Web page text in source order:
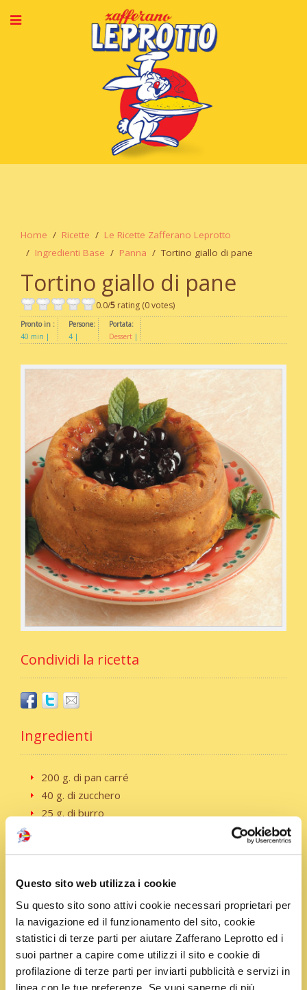
Questo sito web utilizza i cookie
Su questo sito sono attivi cookie necessari proprietari per
la navigazione ed il funzionamento del sito, cookie
statistici di terze parti per aiutare Zafferano Leprotto ed i
suoi partner a capire come utilizzi il sito e cookie di
profilazione di terze parti per inviarti pubblicità e servizi in
linea con le tue preferenze. Se vuoi saperne di più,
Home Ricette
Le Ricette Zafferano Leprotto
Ingredienti Base
Panna Tortino giallo di pane
Tortino giallo di pane
0.0/5 rating (0 votes)
Pronto in :
40 min
Persone:
4
Portata:
Dessert
Condividi la ricetta
Ingredienti
200 g. di pan carré
40 g. di zucchero
25 g. di burro
100 g. di amarene sciroppate
1 bustina di zafferano
Preparazione